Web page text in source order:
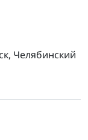
Челябинский